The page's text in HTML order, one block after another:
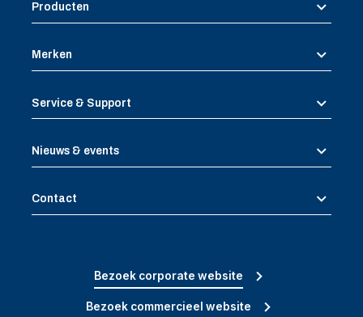
Producten
Merken
Service & Support
Nieuws & events
Contact
Bezoek corporate website
Bezoek commercieel website